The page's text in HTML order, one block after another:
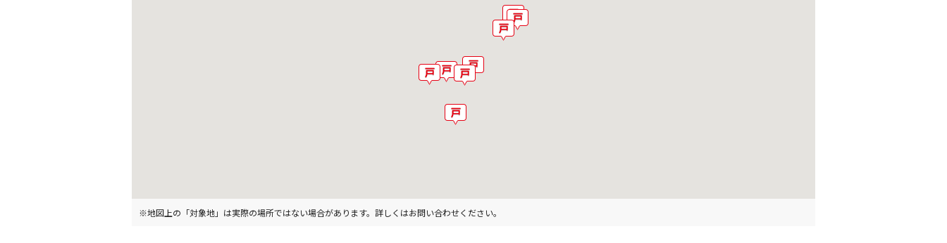
※地図上の「対象地」は実際の場所ではない場合があります。詳しくはお問い合わせください。